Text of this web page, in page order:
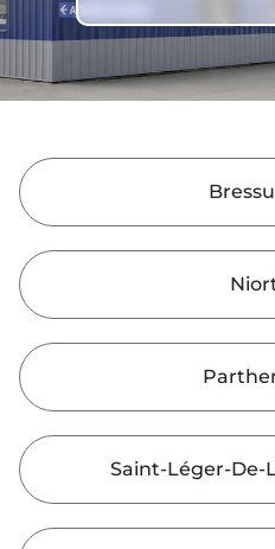
Saint-Léger-De-